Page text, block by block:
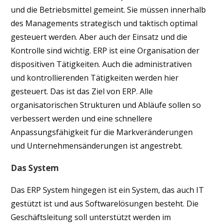
und die Betriebsmittel gemeint. Sie müssen innerhalb
des Managements strategisch und taktisch optimal
gesteuert werden. Aber auch der Einsatz und die
Kontrolle sind wichtig. ERP ist eine Organisation der
dispositiven Tätigkeiten. Auch die administrativen
und kontrollierenden Tätigkeiten werden hier
gesteuert. Das ist das Ziel von ERP. Alle
organisatorischen Strukturen und Abläufe sollen so
verbessert werden und eine schnellere
Anpassungsfähigkeit für die Markveränderungen
und Unternehmensänderungen ist angestrebt.
Das System
Das ERP System hingegen ist ein System, das auch IT
gestützt ist und aus Softwarelösungen besteht. Die
Geschäftsleitung soll unterstützt werden im